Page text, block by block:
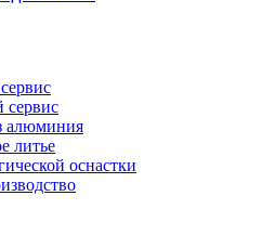
сервис
алюминия
литье
оснастки